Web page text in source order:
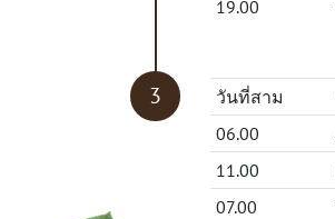
19.00
วันที่สาม
06.00
11.00
07.00